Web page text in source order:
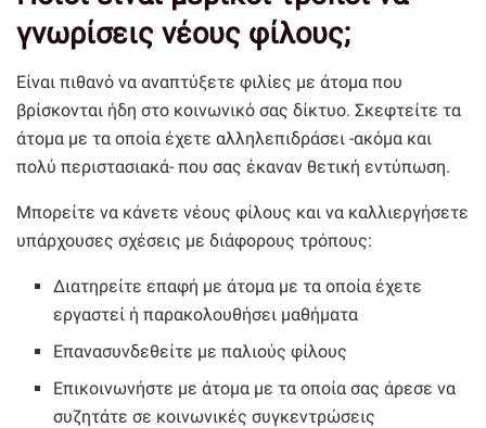
γνωρίσεις νέους φίλους;
Είναι πιθανό να αναπτύξετε φιλίες με άτομα που
βρίσκονται ήδη στο κοινωνικό σας δίκτυο. Σκεφτείτε τα
άτομα με τα οποία έχετε αλληλεπιδράσει -ακόμα και
πολύ περιστασιακά- που σας έκαναν θετική εντύπωση.
Μπορείτε να κάνετε νέους φίλους και να καλλιεργήσετε
υπάρχουσες σχέσεις με διάφορους τρόπους:
Διατηρείτε επαφή με άτομα με τα οποία έχετε
εργαστεί ή παρακολουθήσει μαθήματα
Επανασυνδεθείτε με παλιούς φίλους
Επικοινωνήστε με άτομα με τα οποία σας άρεσε να
συζητάτε σε κοινωνικές συγκεντρώσεις